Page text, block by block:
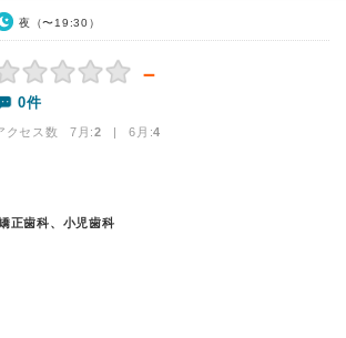
夜（〜19:30）
－
0件
クセス数 7月:2 | 6月:4
正歯科、小児歯科